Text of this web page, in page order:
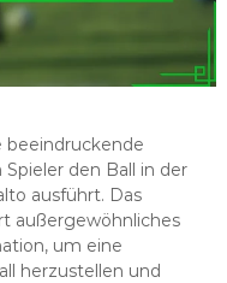
beeindruckende
den Ball in der
ausführt. Das
außergewöhnliches
um eine
herzustellen und